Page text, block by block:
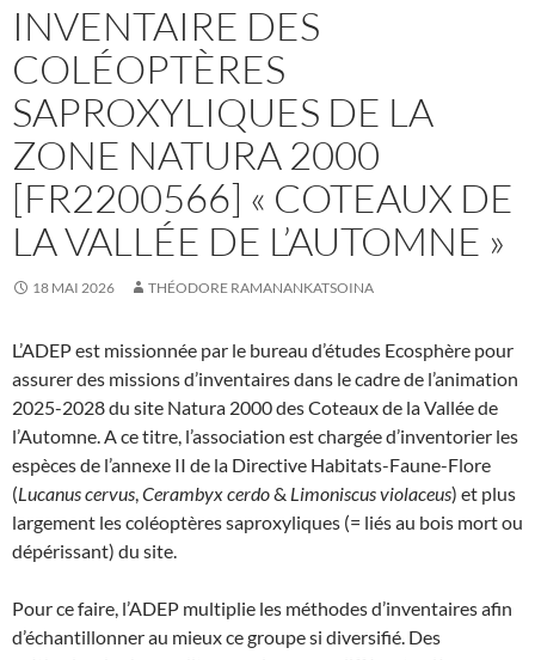
INVENTAIRE DES
COLÉOPTÈRES
SAPROXYLIQUES DE LA
ZONE NATURA 2000
[FR2200566] « COTEAUX DE
LA VALLÉE DE L’AUTOMNE »
18 MAI 2026 THÉODORE RAMANANKATSOINA
L’ADEP est missionnée par le bureau d’études Ecosphère pour
assurer des missions d’inventaires dans le cadre de l’animation
2025-2028 du site Natura 2000 des Coteaux de la Vallée de
l’Automne. A ce titre, l’association est chargée d’inventorier les
espèces de l’annexe II de la Directive Habitats-Faune-Flore
(Lucanus cervus,Cerambyx cerdo& Limoniscus violaceus) et plus
largement les coléoptères saproxyliques (= liés au bois mort ou
dépérissant) du site.
Pour ce faire, l’ADEP multiplie les méthodes d’inventaires afin
d’échantillonner au mieux ce groupe si diversifié. Des